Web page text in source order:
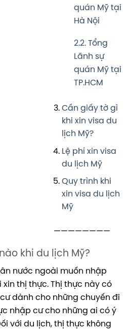
quán Mỹ tại
Hà Nội
2.2. Tổng
Lãnh sự
quán Mỹ tại
TP.HCM
Cần giấy tờ gì
khi xin visa du
lịch Mỹ?
Lệ phí xin visa
du lịch Mỹ
Quy trình khi
xin visa du lịch
Mỹ
————————
khi du lịch Mỹ?
nước ngoài muốn nhập
thị thực. Thị thực này có
dành cho những chuyến đi
nhập cư cho những ai có ý
với du lịch, thị thực không